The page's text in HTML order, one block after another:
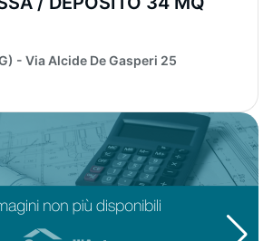
- Via Alcide De Gasperi 25